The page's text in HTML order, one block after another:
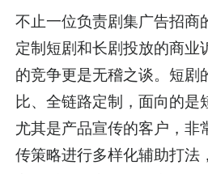
不止一位负责剧集广告招商
定制短剧和长剧投放的商业
的竞争更是无稽之谈。短剧
比、全链路定制，面向的是
尤其是产品宣传的客户，非
传策略进行多样化辅助打法